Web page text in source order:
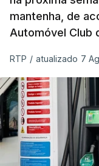
mantenha, de
Automóvel Club
RTP / atualizado 7